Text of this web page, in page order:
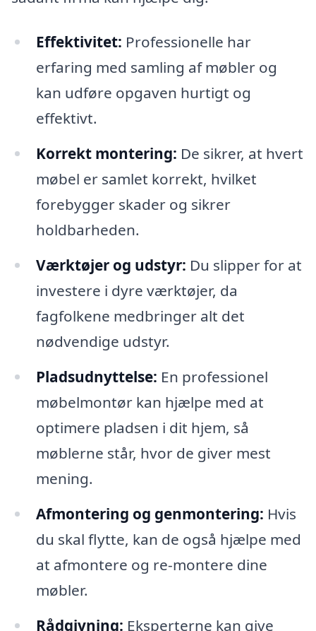
Effektivitet: Professionelle har
erfaring med samling af møbler og
kan udføre opgaven hurtigt og
effektivt.
Korrekt montering: De sikrer, at hvert
møbel er samlet korrekt, hvilket
forebygger skader og sikrer
holdbarheden.
Værktøjer og udstyr: Du slipper for at
investere i dyre værktøjer, da
fagfolkene medbringer alt det
nødvendige udstyr.
Pladsudnyttelse: En professionel
møbelmontør kan hjælpe med at
optimere pladsen i dit hjem, så
møblerne står, hvor de giver mest
mening.
Afmontering og genmontering: Hvis
du skal flytte, kan de også hjælpe med
at afmontere og re-montere dine
møbler.
Rådgivning: Eksperterne kan give